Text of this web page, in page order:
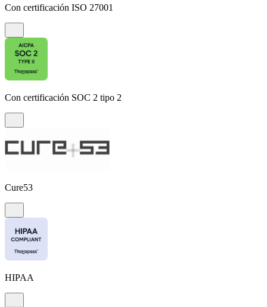
Con certificación ISO 27001
Con certificación SOC 2 tipo 2
Cure53
HIPAA